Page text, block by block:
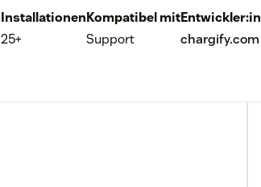
Installationen
25+
Kompatibel mit
Support
Entwickler:in
chargify.com